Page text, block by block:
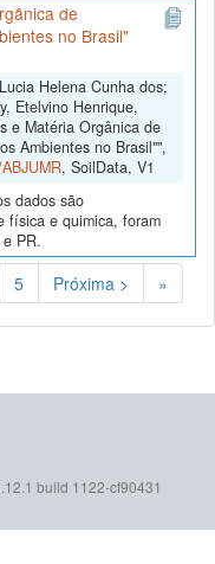
de
no Brasil"
Helena Cunha dos;
Etelvino Henrique,
e Matéria Orgânica de
Ambientes no Brasil"",
, SoilData, V1
dados são
física e quimica, foram
PR.
5 Próxima > »
build 1122-cf90431